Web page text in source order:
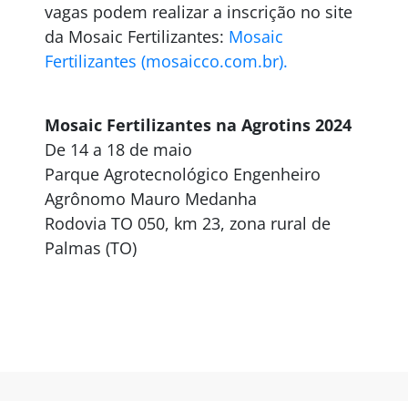
vagas podem realizar a inscrição no site
da Mosaic Fertilizantes: Mosaic
Fertilizantes (mosaicco.com.br).
Mosaic Fertilizantes na Agrotins 2024
De 14 a 18 de maio
Parque Agrotecnológico Engenheiro
Agrônomo Mauro Medanha
Rodovia TO 050, km 23, zona rural de
Palmas (TO)